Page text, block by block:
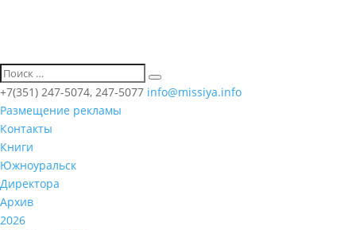
+7(351) 247-5074, 247-5077 info@missiya.info
Размещение рекламы
Контакты
Книги
Южноуральск
Директора
Архив
2026